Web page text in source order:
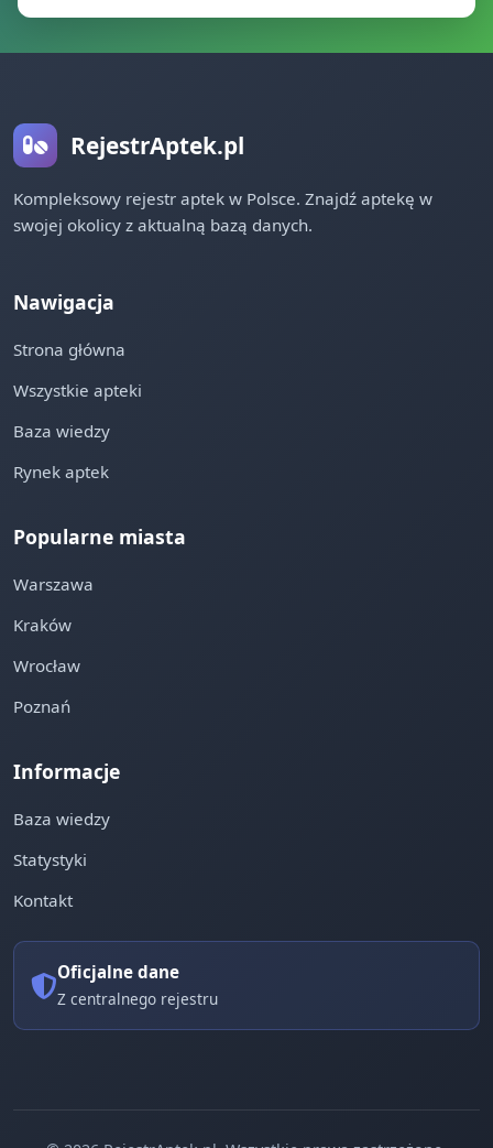
RejestrAptek.pl
Kompleksowy rejestr aptek w Polsce. Znajdź aptekę w
swojej okolicy z aktualną bazą danych.
Nawigacja
Strona główna
Wszystkie apteki
Baza wiedzy
Rynek aptek
Popularne miasta
Warszawa
Kraków
Wrocław
Poznań
Informacje
Baza wiedzy
Statystyki
Kontakt
Oficjalne dane
Z centralnego rejestru